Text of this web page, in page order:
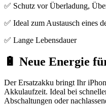
✅ Schutz vor Überladung,
✅ Ideal zum Austausch eines
✅ Lange Lebensdauer
🔋 Neue Energie
Der Ersatzakku bringt Ihr
Akkulaufzeit. Ideal bei
Abschaltungen oder